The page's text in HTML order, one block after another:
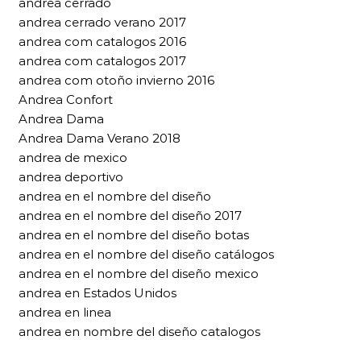
andrea cerrado verano 2017
andrea com catalogos 2016
andrea com catalogos 2017
andrea com otoño invierno 2016
Andrea Confort
Andrea Dama
Andrea Dama Verano 2018
andrea de mexico
andrea deportivo
andrea en el nombre del diseño
andrea en el nombre del diseño 2017
andrea en el nombre del diseño botas
andrea en el nombre del diseño catálogos
andrea en el nombre del diseño mexico
andrea en Estados Unidos
andrea en linea
andrea en nombre del diseño catalogos